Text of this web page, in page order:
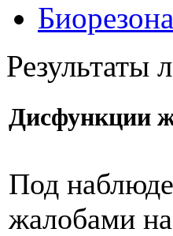
Результаты
Дисфункции
Под
жалобами